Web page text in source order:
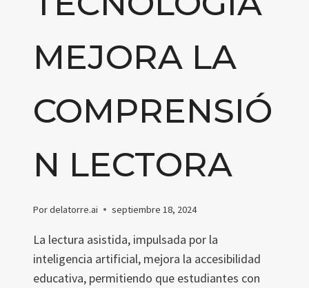
MEJORA LA
COMPRENSIÓ
N LECTORA
Pordelatorre.ai septiembre 18, 2024
La lectura asistida, impulsada por la
inteligencia artificial, mejora la accesibilidad
educativa, permitiendo que estudiantes con